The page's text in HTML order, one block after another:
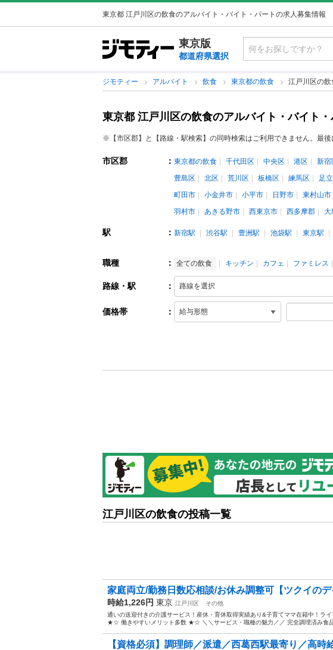
東京都 江戸川区の飲食のアルバイト・バイト・パートの求人募集情報
東京版
都道府県選択
ジモティー アルバイト 飲食 東京都の飲食 江戸川区の飲
東京都 江戸川区の飲食のアルバイト・バイト
※【市区郡】と【路線・駅検索】の同時検索はご利用できません。最後
市区郡 ： 東京都の飲食 千代田区 中央区 港区 新宿
豊島区
北区 荒川区 板橋区 練馬区 足
町田市
小金井市 小平市 日野市 東村山市
羽村市
あきる野市 西東京市 西多摩郡 大
駅 ： 新宿駅 渋谷駅 豊洲駅 池袋駅 東京駅
職種 ： 全ての飲食 キッチン カフェ ファミレス
路線・駅 ：
価格帯 ：
江戸川区の飲食の投稿一覧
家庭両立/勤務日数応相談/お休み調整可【ツクイの
時給1,226円 東京 江戸川区
その他
通いの送迎付きの介護サービス！産休・育休取得実績あり&子育てママ在籍中！ライ
★☆ 働きやすいメリット多数 ★☆ ＼＼サービス・職種の魅力／／ 完全調理済み食品
【資格必須】調理師／派遣／西葛西駅最寄り／高時